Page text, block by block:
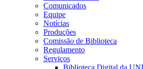
Comunicados
Equipe
Notícias
Produções
Comissão de Biblioteca
Regulamento
Serviços
Biblioteca Digital da